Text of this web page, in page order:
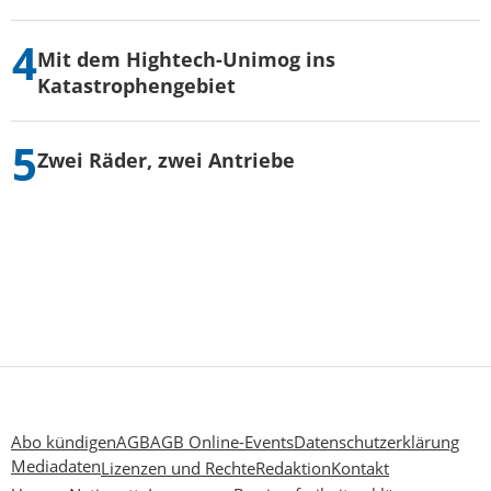
Mit dem Hightech-Unimog ins
Katastrophengebiet
Zwei Räder, zwei Antriebe
Abo kündigenAGBAGB Online-EventsDatenschutzerklärung
MediadatenLizenzen und RechteRedaktionKontakt